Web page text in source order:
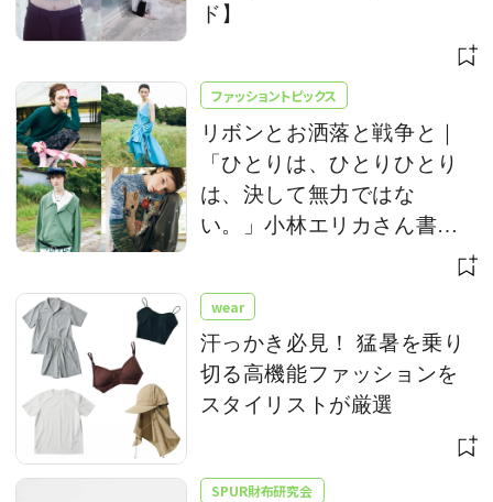
ド】
ファッショントピックス
リボンとお洒落と戦争と｜
「ひとりは、ひとりひとり
は、決して無力ではな
い。」小林エリカさん書き
wear
汗っかき必見！ 猛暑を乗り
切る高機能ファッションを
スタイリストが厳選
SPUR財布研究会